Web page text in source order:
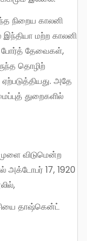
மற்ற காலனி
போர்த் தேவைகள்,
தொழிற்
அதே
துறைகளில்
அக்டோபர் 17, 1920